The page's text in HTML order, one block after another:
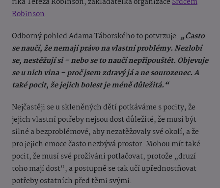
Robinson.
Odborný pohled Adama Táborského to potvrzuje. „Často
se naučí, že nemají právo na vlastní problémy. Nezlobí
se, nestěžují si – nebo se to naučí nepřipouštět. Objevuje
se u nich vina – proč jsem zdravý já a ne sourozenec. A
také pocit, že jejich bolest je méně důležitá.“
Nejčastěji se u skleněných dětí potkáváme s pocity, že
jejich vlastní potřeby nejsou dost důležité, že musí být
silné a bezproblémové, aby nezatěžovaly své okolí, a že
pro jejich emoce často nezbývá prostor. Mohou mít také
pocit, že musí své prožívání potlačovat, protože „druzí
toho mají dost“, a postupně se tak učí upřednostňovat
potřeby ostatních před těmi svými.